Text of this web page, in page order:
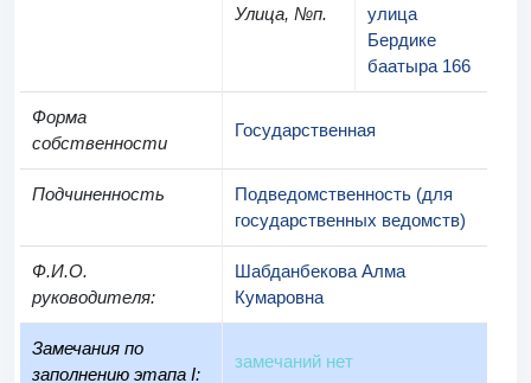
Улица, №п.
улица
Бердике
баатыра 166
Форма
собственности
Государственная
Подчиненность
Подведомственность (для
государственных ведомств)
Ф.И.О.
руководителя:
Шабданбекова Алма
Кумаровна
Замечания по
заполнению этапа I:
замечаний нет